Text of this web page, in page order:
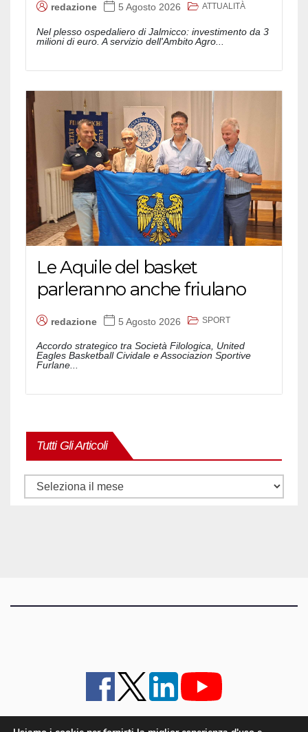
redazione 5 Agosto 2026 ATTUALITÀ
Nel plesso ospedaliero di Jalmicco: investimento da 3
milioni di euro. A servizio dell'Ambito Agro...
Le Aquile del basket
parleranno anche friulano
redazione 5 Agosto 2026 SPORT
Accordo strategico tra Società Filologica, United
Eagles Basketball Cividale e Associazion Sportive
Furlane...
Tutti Gli Articoli
Tutti